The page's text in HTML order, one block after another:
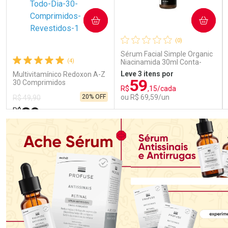
(4)
Multivitamínico Redoxon A-Z
30 Comprimidos
R$ 49,90
R$39
20% OFF
COMPRAR
Laboratório
Por Menos
(0)
Sérum Facial Simple Organic
Niacinamida 30ml Conta-
Gotas
Leve 3 itens por
R$59,15/cada
ou R$ 69,59/un
COMPRAR
Laboratório
Por Menos